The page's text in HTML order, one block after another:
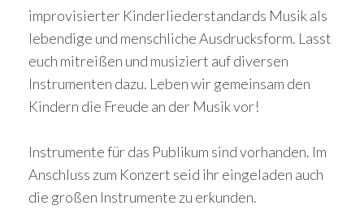
improvisierter Kinderliederstandards Musik als
lebendige und menschliche Ausdrucksform. Lasst
euch mitreißen und musiziert auf diversen
Instrumenten dazu. Leben wir gemeinsam den
Kindern die Freude an der Musik vor!
Instrumente für das Publikum sind vorhanden. Im
Anschluss zum Konzert seid ihr eingeladen auch
die großen Instrumente zu erkunden.